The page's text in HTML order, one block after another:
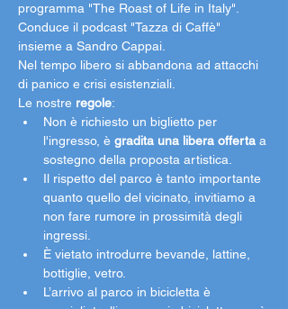
programma "The Roast of Life in Italy".
Conduce il podcast "Tazza di Caffè"
insieme a Sandro Cappai.
Nel tempo libero si abbandona ad attacchi
di panico e crisi esistenziali.
Le nostre regole:
Non è richiesto un biglietto per
l'ingresso, è gradita una libera offerta a
sostegno della proposta artistica.
Il rispetto del parco è tanto importante
quanto quello del vicinato, invitiamo a
non fare rumore in prossimità degli
ingressi.
È vietato introdurre bevande, lattine,
bottiglie, vetro.
L’arrivo al parco in bicicletta è